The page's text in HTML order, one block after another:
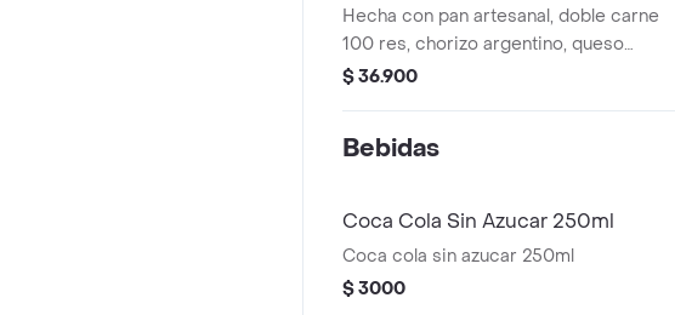
Hecha con pan artesanal, doble carne
100 res, chorizo argentino, queso
mozarella, lechuga, tomate, cebolla, salsa
coca cola
$ 36.900
Bebidas
Coca Cola Sin Azucar 250ml
Coca cola sin azucar 250ml
$ 3000